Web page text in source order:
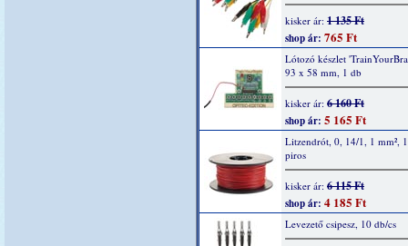
kisker ár: 1 135 Ft
shop ár: 765 Ft
Lótozó készlet
93 x 58 mm, 1 db
kisker ár: 6 160 Ft
shop ár: 5 165 Ft
Litzendrót, 0, 14/1, 1 mm²,
piros
kisker ár: 6 115 Ft
shop ár: 4 185 Ft
Levezető csipesz, 10 db/cs